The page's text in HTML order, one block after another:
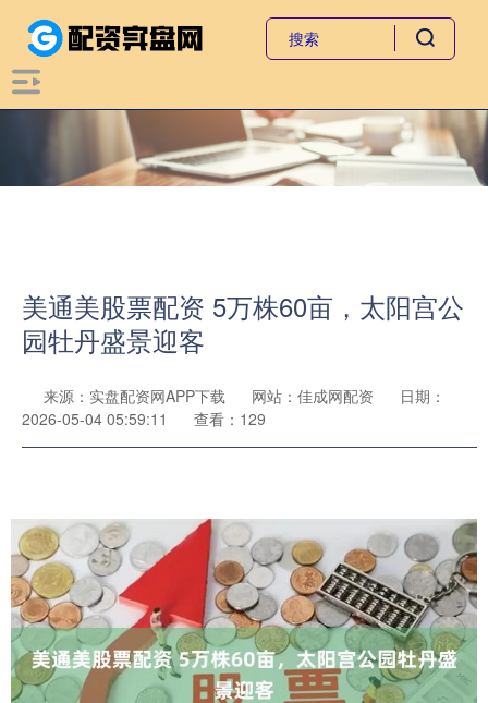
美通美股票配资 5万株60亩，太阳宫公
园牡丹盛景迎客
来源：实盘配资网APP下载 网站：佳成网配资
日期：
2026-05-04 05:59:11
查看：129